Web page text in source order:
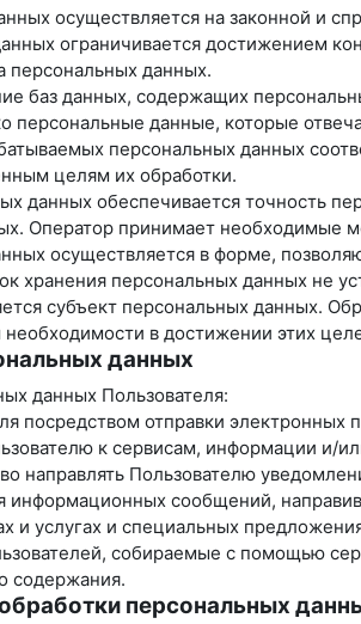
осуществляется на законной и
ограничивается достижением
персональных данных.
баз данных, содержащих
персональные данные, которые
персональных данных
целям их обработки.
данных обеспечивается точность
Оператор принимает необходимые
осуществляется в форме,
хранения персональных данных не
субъект персональных данных.
необходимости в достижении этих
данных
данных Пользователя:
посредством отправки электронных
к сервисам, информации и/
направлять Пользователю
информационных сообщений,
и услугах и специальных
собираемые с помощью
содержания.
персональных